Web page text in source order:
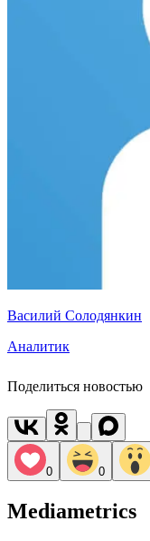
Василий Солодянкин
Аналитик
Поделиться новостью
0 0
Mediametrics